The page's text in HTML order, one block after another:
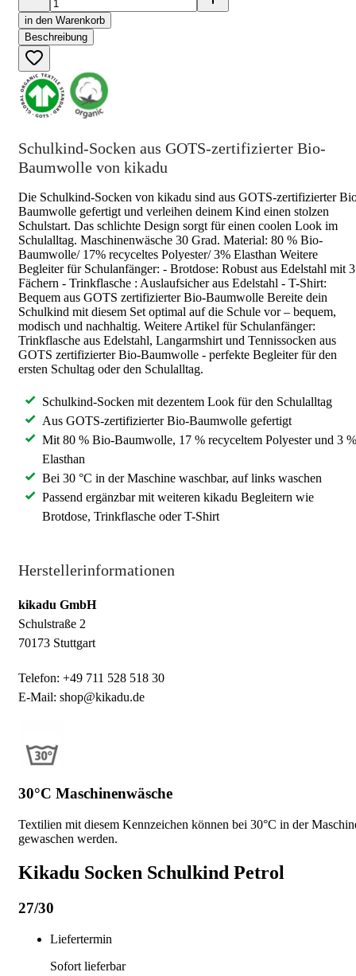
in den Warenkorb
Beschreibung
Schulkind-Socken aus GOTS-zertifizierter Bio-
Baumwolle von kikadu
Die Schulkind-Socken von kikadu sind aus GOTS-zertifizierter
Baumwolle gefertigt und verleihen deinem Kind einen stolzen
Schulstart. Das schlichte Design sorgt für einen coolen Look im
Schulalltag. Maschinenwäsche 30 Grad. Material: 80 % Bio-
Baumwolle/ 17% recyceltes Polyester/ 3% Elasthan Weitere
Begleiter für Schulanfänger: - Brotdose: Robust aus Edelstahl mit 3
Fächern - Trinkflasche : Auslaufsicher aus Edelstahl - T-Shirt:
Bequem aus GOTS zertifizierter Bio-Baumwolle Bereite dein
Schulkind mit diesem Set optimal auf die Schule vor – bequem,
modisch und nachhaltig. Weitere Artikel für Schulanfänger:
Trinkflasche aus Edelstahl, Langarmshirt und Tennissocken aus
GOTS zertifizierter Bio-Baumwolle - perfekte Begleiter für den
ersten Schultag oder den Schulalltag.
Schulkind-Socken mit dezentem Look für den Schulalltag
Aus GOTS-zertifizierter Bio-Baumwolle gefertigt
Mit 80 % Bio-Baumwolle, 17 % recyceltem Polyester und 3 %
Elasthan
Bei 30 °C in der Maschine waschbar, auf links waschen
Passend ergänzbar mit weiteren kikadu Begleitern wie
Brotdose, Trinkflasche oder T-Shirt
Herstellerinformationen
kikadu GmbH
Schulstraße 2
70173 Stuttgart
Telefon: +49 711 528 518 30
E-Mail: shop@kikadu.de
30°C Maschinenwäsche
Textilien mit diesem Kennzeichen können bei 30°C in der
gewaschen werden.
Kikadu Socken Schulkind Petrol
27/30
Liefertermin
Sofort lieferbar